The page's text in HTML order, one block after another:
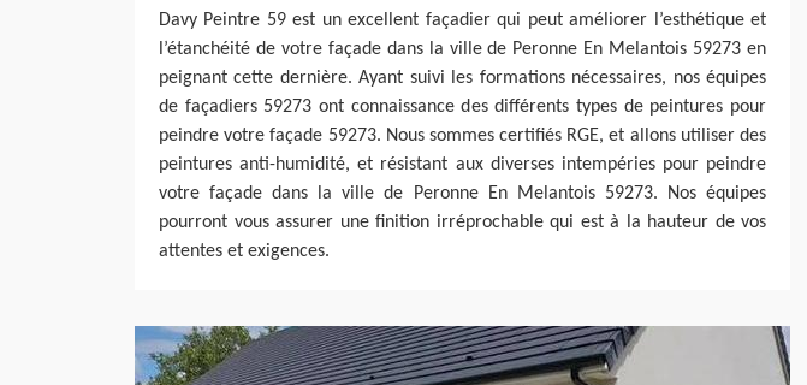
Davy Peintre 59 est un excellent façadier qui peut améliorer l’esthétique et
l’étanchéité de votre façade dans la ville de Peronne En Melantois 59273 en
peignant cette dernière. Ayant suivi les formations nécessaires, nos équipes
de façadiers 59273 ont connaissance des différents types de peintures pour
peindre votre façade 59273. Nous sommes certifiés RGE, et allons utiliser des
peintures anti-humidité, et résistant aux diverses intempéries pour peindre
votre façade dans la ville de Peronne En Melantois 59273. Nos équipes
pourront vous assurer une finition irréprochable qui est à la hauteur de vos
attentes et exigences.